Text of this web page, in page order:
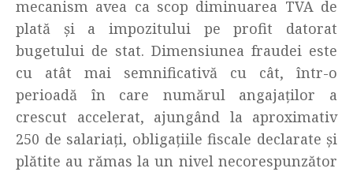
mecanism avea ca scop diminuarea TVA de
plată și a impozitului pe profit datorat
bugetului de stat. Dimensiunea fraudei este
cu atât mai semnificativă cu cât, într-o
perioadă în care numărul angajaților a
crescut accelerat, ajungând la aproximativ
250 de salariați, obligațiile fiscale declarate și
plătite au rămas la un nivel necorespunzător